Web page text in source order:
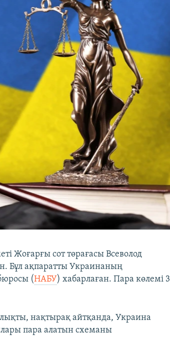
Жоғарғы сот төрағасы Всеволод
Бұл ақпаратты Украинаның
(НАБУ) хабарлаған. Пара көлемі 3
нақтырақ айтқанда, Украина
пара алатын схеманы